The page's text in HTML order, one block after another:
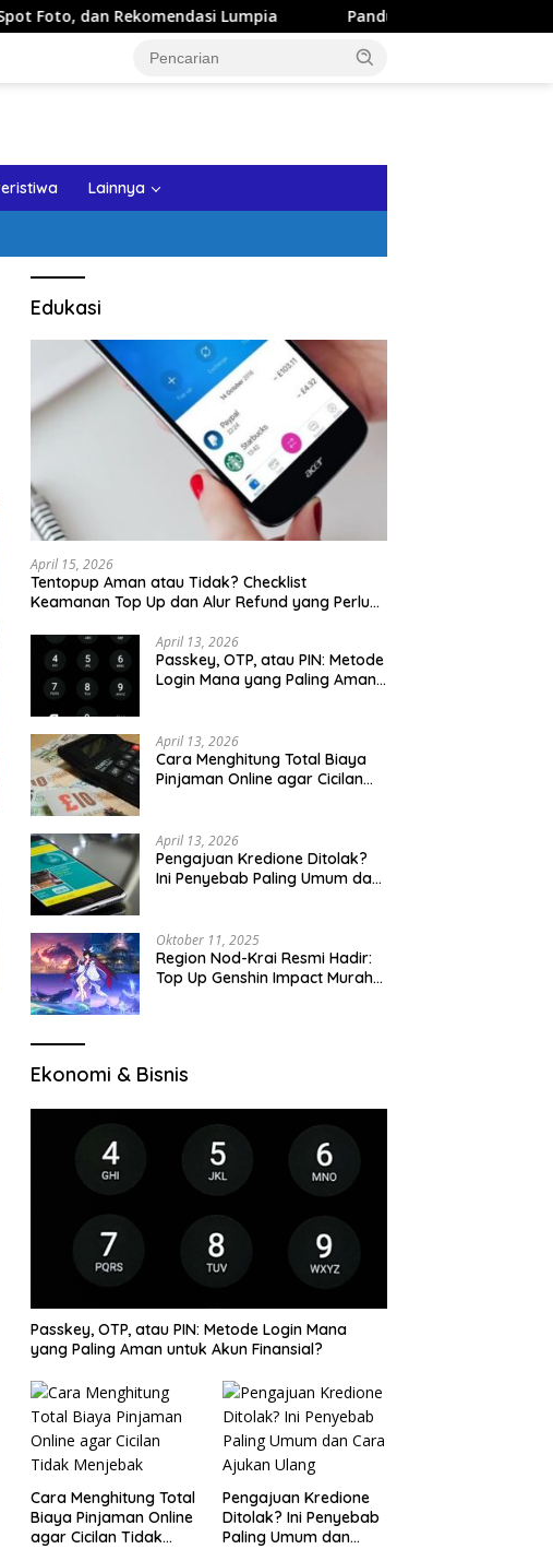
Lumpia Panduan Wisata Keluarga ke Kota Batu:
Lainnya
Edukasi
April 15, 2026
Tentopup Aman atau Tidak? Checklist
Keamanan Top Up dan Alur Refund yang Perlu
April 13, 2026
Passkey, OTP, atau PIN: Metode
Login Mana yang Paling Aman
April 13, 2026
Cara Menghitung Total Biaya
Pinjaman Online agar Cicilan
April 13, 2026
Pengajuan Kredione Ditolak?
Ini Penyebab Paling Umum dan
Oktober 11, 2025
Region Nod-Krai Resmi Hadir:
Top Up Genshin Impact Murah
Ekonomi & Bisnis
Passkey, OTP, atau PIN: Metode Login Mana
yang Paling Aman untuk Akun Finansial?
Cara Menghitung Total
Biaya Pinjaman Online
agar Cicilan Tidak
Pengajuan Kredione
Ditolak? Ini Penyebab
Paling Umum dan